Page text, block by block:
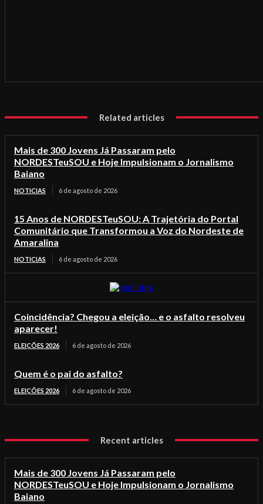
Related articles
Mais de 300 Jovens Já Passaram pelo
NORDESTeuSOU e Hoje Impulsionam o Jornalismo
Baiano
NOTICIAS 6 de agosto de 2026
15 Anos de NORDESTeuSOU: A Trajetória do Portal
Comunitário que Transformou a Voz do Nordeste de
Amaralina
NOTICIAS 6 de agosto de 2026
Coincidência? Chegou a eleição… e o asfalto resolveu
aparecer!
ELEIÇÕES 2026 6 de agosto de 2026
Quem é o pai do asfalto?
ELEIÇÕES 2026 6 de agosto de 2026
Recent articles
Mais de 300 Jovens Já Passaram pelo
NORDESTeuSOU e Hoje Impulsionam o Jornalismo
Baiano